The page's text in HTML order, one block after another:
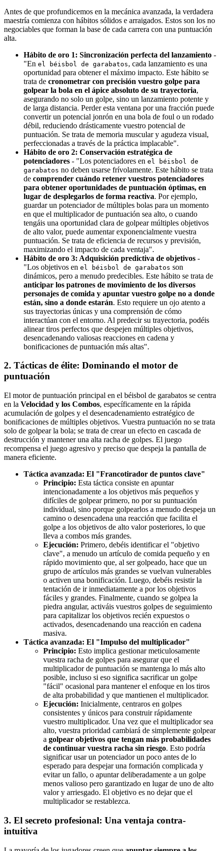
Antes de que profundicemos en la mecánica avanzada, la verdadera
maestría comienza con hábitos sólidos e arraigados. Estos son los no
negociables que forman la base de cada carrera con una puntuación
alta.
Hábito de oro 1: Sincronización perfecta del lanzamiento -
"En el béisbol de garabatos, cada lanzamiento es una
oportunidad para obtener el máximo impacto. Este hábito se
trata de cronometrar con precisión vuestro golpe para
golpear la bola en el ápice absoluto de su trayectoria,
asegurando no solo un golpe, sino un lanzamiento potente y
de larga distancia. Perder esta ventana por una fracción puede
convertir un potencial jonrón en una bola de foul o un rodado
débil, reduciendo drásticamente vuestro potencial de
puntuación. Se trata de memoria muscular y agudeza visual,
perfeccionadas a través de la práctica implacable".
Hábito de oro 2: Conservación estratégica de
potenciadores - "Los potenciadores en el béisbol de
garabatos no deben usarse frívolamente. Este hábito se trata
de comprender cuándo retener vuestros potenciadores
para obtener oportunidades de puntuación óptimas, en
lugar de desplegarlos de forma reactiva. Por ejemplo,
guardar un potenciador de múltiples bolas para un momento
en que el multiplicador de puntuación sea alto, o cuando
tengáis una oportunidad clara de golpear múltiples objetivos
de alto valor, puede aumentar exponencialmente vuestra
puntuación. Se trata de eficiencia de recursos y previsión,
maximizando el impacto de cada ventaja".
Hábito de oro 3: Adquisición predictiva de objetivos -
"Los objetivos en el béisbol de garabatos son
dinámicos, pero a menudo predecibles. Este hábito se trata de
anticipar los patrones de movimiento de los diversos
personajes de comida y apuntar vuestro golpe no a donde
están, sino a donde estarán. Esto requiere un ojo atento a
sus trayectorias únicas y una comprensión de cómo
interactúan con el entorno. Al predecir su trayectoria, podéis
alinear tiros perfectos que despejen múltiples objetivos,
desencadenando valiosas reacciones en cadena y
bonificaciones de puntuación más altas".
2. Tácticas de élite: Dominando el motor de
puntuación
El motor de puntuación principal en el béisbol de garabatos se centra
en la Velocidad y los Combos, específicamente en la rápida
acumulación de golpes y el desencadenamiento estratégico de
bonificaciones de múltiples objetivos. Vuestra puntuación no se trata
solo de golpear la bola; se trata de crear un efecto en cascada de
destrucción y mantener una alta racha de golpes. El juego
recompensa el juego agresivo y preciso que despeja la pantalla de
manera eficiente.
Táctica avanzada: El "Francotirador de puntos clave"
Principio: Esta táctica consiste en apuntar
intencionadamente a los objetivos más pequeños y
difíciles de golpear primero, no por su puntuación
individual, sino porque golpearlos a menudo despeja un
camino o desencadena una reacción que facilita el
golpe a los objetivos de alto valor posteriores, lo que
lleva a combos más grandes.
Ejecución: Primero, debéis identificar el "objetivo
clave", a menudo un artículo de comida pequeño y en
rápido movimiento que, al ser golpeado, hace que un
grupo de artículos más grandes se vuelvan vulnerables
o activen una bonificación. Luego, debéis resistir la
tentación de ir inmediatamente a por los objetivos
fáciles y grandes. Finalmente, cuando se golpea la
piedra angular, activáis vuestros golpes de seguimiento
para capitalizar los objetivos recién expuestos o
activados, desencadenando una reacción en cadena
masiva.
Táctica avanzada: El "Impulso del multiplicador"
Principio: Esto implica gestionar meticulosamente
vuestra racha de golpes para asegurar que el
multiplicador de puntuación se mantenga lo más alto
posible, incluso si eso significa sacrificar un golpe
"fácil" ocasional para mantener el enfoque en los tiros
de alta probabilidad y que mantienen el multiplicador.
Ejecución: Inicialmente, centraros en golpes
consistentes y únicos para construir rápidamente
vuestro multiplicador. Una vez que el multiplicador sea
alto, vuestra prioridad cambiará de simplemente golpear
a golpear objetivos que tengan más probabilidades
de continuar vuestra racha sin riesgo. Esto podría
significar usar un potenciador un poco antes de lo
esperado para despejar una formación complicada y
evitar un fallo, o apuntar deliberadamente a un golpe
menos valioso pero garantizado en lugar de uno de alto
valor y arriesgado. El objetivo es no dejar que el
multiplicador se restablezca.
3. El secreto profesional: Una ventaja contra-
intuitiva